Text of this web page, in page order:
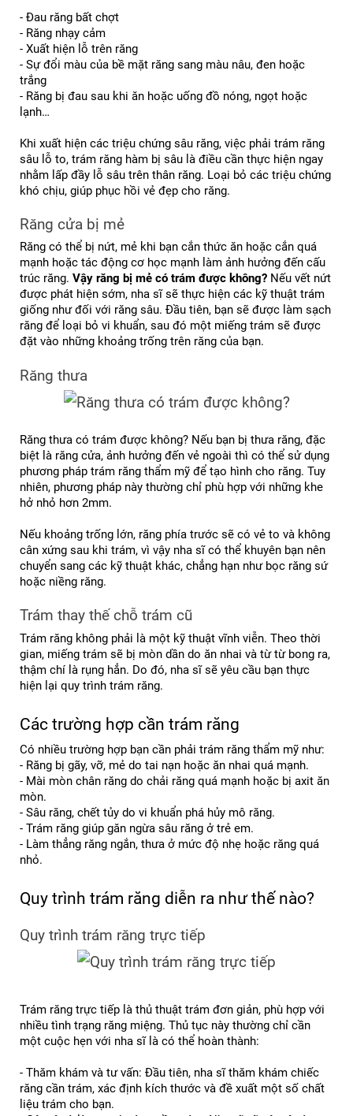
- Đau răng bất chợt
- Răng nhạy cảm
- Xuất hiện lỗ trên răng
- Sự đổi màu của bề mặt răng sang màu nâu, đen hoặc
trắng
- Răng bị đau sau khi ăn hoặc uống đồ nóng, ngọt hoặc
lạnh…
Khi xuất hiện các triệu chứng sâu răng, việc phải trám răng
sâu lỗ to, trám răng hàm bị sâu là điều cần thực hiện ngay
nhằm lấp đầy lỗ sâu trên thân răng. Loại bỏ các triệu chứng
khó chịu, giúp phục hồi vẻ đẹp cho răng.
Răng cửa bị mẻ
Răng có thể bị nứt, mẻ khi bạn cắn thức ăn hoặc cắn quá
mạnh hoặc tác động cơ học mạnh làm ảnh hưởng đến cấu
trúc răng. Vậy răng bị mẻ có trám được không? Nếu vết nứt
được phát hiện sớm, nha sĩ sẽ thực hiện các kỹ thuật trám
giống như đối với răng sâu. Đầu tiên, bạn sẽ được làm sạch
răng để loại bỏ vi khuẩn, sau đó một miếng trám sẽ được
đặt vào những khoảng trống trên răng của bạn.
Răng thưa
Răng thưa có trám được không? Nếu bạn bị thưa răng, đặc
biệt là răng cửa, ảnh hưởng đến vẻ ngoài thì có thể sử dụng
phương pháp trám răng thẩm mỹ để tạo hình cho răng. Tuy
nhiên, phương pháp này thường chỉ phù hợp với những khe
hở nhỏ hơn 2mm.
Nếu khoảng trống lớn, răng phía trước sẽ có vẻ to và không
cân xứng sau khi trám, vì vậy nha sĩ có thể khuyên bạn nên
chuyển sang các kỹ thuật khác, chẳng hạn như bọc răng sứ
hoặc niềng răng.
Trám thay thế chỗ trám cũ
Trám răng không phải là một kỹ thuật vĩnh viễn. Theo thời
gian, miếng trám sẽ bị mòn dần do ăn nhai và từ từ bong ra,
thậm chí là rụng hẳn. Do đó, nha sĩ sẽ yêu cầu bạn thực
hiện lại quy trình trám răng.
Các trường hợp cần trám răng
Có nhiều trường hợp bạn cần phải trám răng thẩm mỹ như:
- Răng bị gãy, vỡ, mẻ do tai nạn hoặc ăn nhai quá mạnh.
- Mài mòn chân răng do chải răng quá mạnh hoặc bị axit ăn
mòn.
- Sâu răng, chết tủy do vi khuẩn phá hủy mô răng.
- Trám răng giúp găn ngừa sâu răng ở trẻ em.
- Làm thẳng răng ngắn, thưa ở mức độ nhẹ hoặc răng quá
nhỏ.
Quy trình trám răng diễn ra như thế nào?
Quy trình trám răng trực tiếp
Trám răng trực tiếp là thủ thuật trám đơn giản, phù hợp với
nhiều tình trạng răng miệng. Thủ tục này thường chỉ cần
một cuộc hẹn với nha sĩ là có thể hoàn thành:
- Thăm khám và tư vấn: Đầu tiên, nha sĩ thăm khám chiếc
răng cần trám, xác định kích thước và đề xuất một số chất
liệu trám cho bạn.